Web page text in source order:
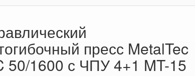
пресс MetalTec
50/1600 с ЧПУ 4+1 MT-15